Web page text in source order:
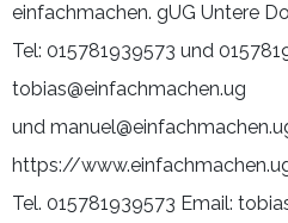
einfachmachen. gUG Untere
Tel: 015781939573 und
tobias@einfachmachen.ug
und
https://
Tel. 015781939573 Email: